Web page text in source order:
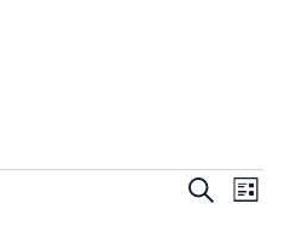
Suche
Liste